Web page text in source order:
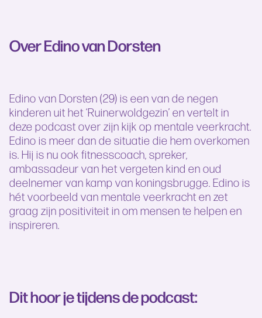
Over Edino van Dorsten
Edino van Dorsten (29) is een van de negen
kinderen uit het ‘Ruinerwoldgezin’ en vertelt in
deze podcast over zijn kijk op mentale veerkracht.
Edino is meer dan de situatie die hem overkomen
is. Hij is nu ook fitnesscoach, spreker,
ambassadeur van het vergeten kind en oud
deelnemer van kamp van koningsbrugge. Edino is
hét voorbeeld van mentale veerkracht en zet
graag zijn positiviteit in om mensen te helpen en
inspireren.
Dit hoor je tijdens de podcast: